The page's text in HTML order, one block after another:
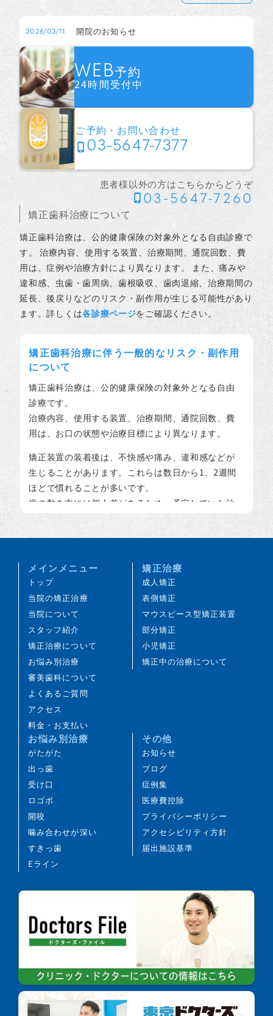
2026/03/11 開院のお知らせ
WEB予約
24時間受付中
ご予約・お問い合わせ
03-5647-7377
患者様以外の方はこちらからどうぞ
03-5647-7260
矯正歯科治療について
矯正歯科治療は、公的健康保険の対象外となる自由診療で
す。 治療内容、使用する装置、治療期間、通院回数、費
用は、症例や治療方針により異なります。 また、痛みや
違和感、虫歯・歯周病、歯根吸収、歯肉退縮、治療期間の
延長、後戻りなどのリスク・副作用が生じる可能性があり
ます。詳しくは各診療ページをご確認ください。
矯正歯科治療に伴う一般的なリスク・副作用
について
矯正歯科治療は、公的健康保険の対象外となる自由
診療です。
治療内容、使用する装置、治療期間、通院回数、費
用は、お口の状態や治療目標により異なります。
矯正装置の装着後は、不快感や痛み、違和感などが
生じることがあります。これらは数日から1、2週間
ほどで慣れることが多いです。
歯の動き方には個人差があるため、予定していた治
療期間が延長する可能性があります。
装置の使用状況、顎間ゴムの使用状況、定期的な通
果や治療期間に影響が出ることがあります。
治療中は装置により歯みがきがしにくくなるため、
虫歯や歯周病のリスクが高まることがあります。丁
寧な歯みがきや定期的なメインテナンスが重要で
す。また、歯の移動に伴い、これまで見えにくかっ
た虫歯が見つかることがあります。
歯を動かすことにより、歯根が吸収して短くなるこ
とがあります。また、歯ぐきがやせて下がることが
あります。
ごくまれに、歯が骨と癒着していて動かないことが
あります。
ごくまれに、歯の移動に伴って歯の神経に影響が及
び、失活することがあります。
治療途中に金属等のアレルギー症状が出ることがあ
治療中に、顎関節で音がする、あごが痛む、口が開
けにくいなどの顎関節症状が生じることがありま
す。
治療経過や歯の反応などにより、当初予定していた
治療計画を変更する可能性があります。
歯の形の修正や、咬み合わせの微調整を行う可能性
矯正装置を誤飲する可能性があります。
装置を外す際に、エナメル質に微小な亀裂が入る可
能性や、かぶせ物（補綴物）の一部が破損する可能
性があります。
装置を外した後、保定装置を指示どおり使用しない
場合、後戻りが生じる可能性が高くなります。
装置を外した後、現在の咬み合わせに合わせて、か
ぶせ物（補綴物）や虫歯治療後の修復物などをやり
メインメニュー
トップ
当院の矯正治療
当院について
スタッフ紹介
矯正治療について
お悩み別治療
審美歯科について
よくあるご質問
アクセス
料金・お支払い
矯正治療
成人矯正
表側矯正
マウスピース型矯正装置
部分矯正
小児矯正
矯正中の治療について
お悩み別治療
がたがた
出っ歯
受け口
ロゴボ
開咬
噛み合わせが深い
すきっ歯
Eライン
その他
お知らせ
ブログ
症例集
医療費控除
プライバシーポリシー
アクセシビリティ方針
届出施設基準